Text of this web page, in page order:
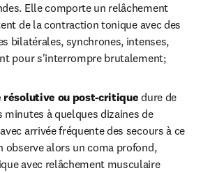
Elle comporte un relâchement
de la contraction tonique avec des
bilatérales, synchrones, intenses,
pour s'interrompre brutalement;
résolutive ou post-critique dure de
minutes à quelques dizaines de
arrivée fréquente des secours à ce
observe alors un coma profond,
avec relâchement musculaire